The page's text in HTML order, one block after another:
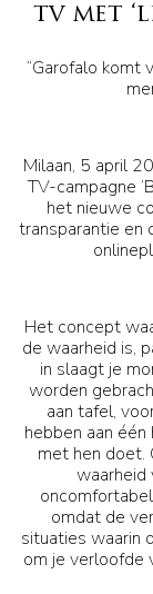
tv met
“Garofalo komt
Milaan, 5 april
TV-campagne
het nieuwe
transparantie en
Het concept
de waarheid is,
in slaagt je
worden
aan tafel,
hebben aan
met hen doet.
waarheid
omdat de
situaties waarin
om je verloofde